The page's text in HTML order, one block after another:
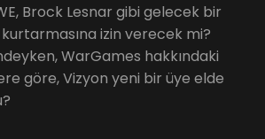
Brock Lesnar gibi gelecek bir
izin verecek mi?
WarGames hakkındaki
göre, Vizyon yeni bir üye elde